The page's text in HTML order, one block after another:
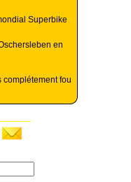
Superbike
en
complétement fou